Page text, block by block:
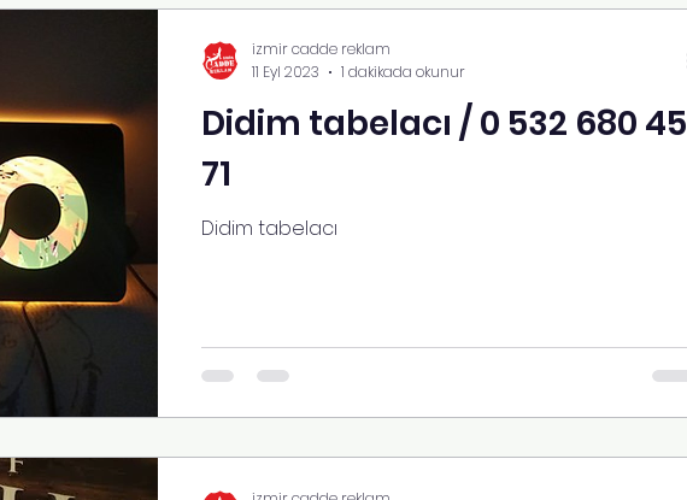
Didim tabelacı / 0 532 680 45
71
Didim tabelacı
izmir cadde reklam
11 Eyl 2023
1 dakikada okunur